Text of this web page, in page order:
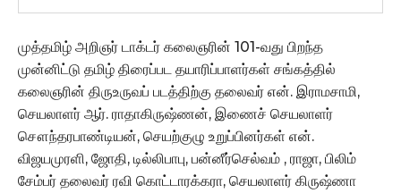
முத்தமிழ் அறிஞர் டாக்டர் கலைஞரின் 101-வது பிறந்த
முன்னிட்டு தமிழ் திரைப்பட தயாரிப்பாளர்கள் சங்கத்தில்
கலைஞரின் திருஉருவப் படத்திற்கு தலைவர் என். இராமசாமி,
செயலாளர் ஆர். ராதாகிருஷ்ணன், இணைச் செயலாளர்
சௌந்தரபாண்டியன், செயற்குழு உறுப்பினர்கள் என்.
விஜயமுரளி, ஜோதி, டில்லிபாபு, பன்னீர்செல்வம் , ராஜா, பிலிம்
சேம்பர் தலைவர் ரவி கொட்டாரக்கரா, செயலாளர் கிருஷ்ணா